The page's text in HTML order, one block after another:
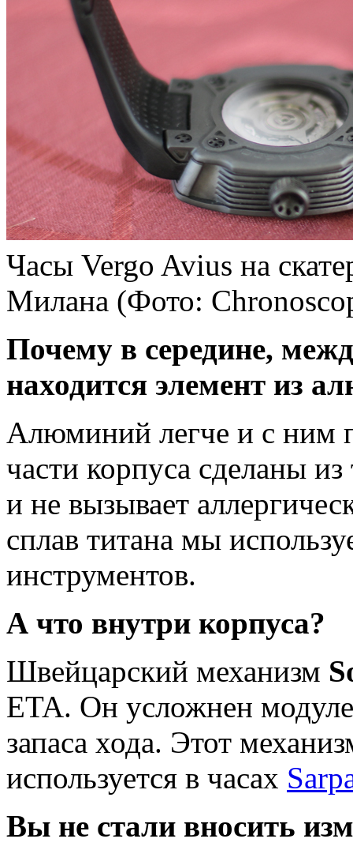
Часы Vergo Avius на
Милана (Фото:
Почему в середине,
находится элемент из
Алюминий легче и с ним
части корпуса сделаны
и не вызывает
сплав титана мы
инструментов.
А что внутри корпуса?
Швейцарский механизм
ETA. Он усложнен
запаса хода. Этот
используется в часах
Вы не стали вносить